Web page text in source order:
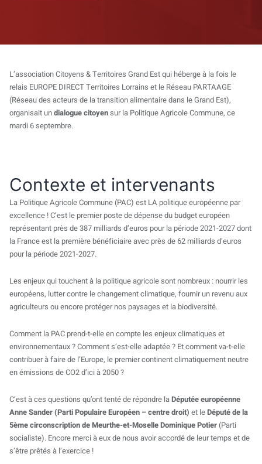
L’association Citoyens & Territoires Grand Est qui héberge à la fois le
relais EUROPE DIRECT Territoires Lorrains et le Réseau PARTAAGE
(Réseau des acteurs de la transition alimentaire dans le Grand Est),
organisait undialogue citoyensur la Politique Agricole Commune, ce
mardi 6 septembre.
Contexte et intervenants
La Politique Agricole Commune (PAC) est LA politique européenne par
excellence ! C’est le premier poste de dépense du budget européen
représentant près de 387 milliards d’euros pour la période 2021-2027 dont
la France est la première bénéficiaire avec près de 62 milliards d’euros
pour la période 2021-2027.
Les enjeux qui touchent à la politique agricole sont nombreux : nourrir les
européens, lutter contre le changement climatique, fournir un revenu aux
agriculteurs ou encore protéger nos paysages et la biodiversité.
Comment la PAC prend-t-elle en compte les enjeux climatiques et
environnementaux ? Comment s’est-elle adaptée ? Et comment va-t-elle
contribuer à faire de l’Europe, le premier continent climatiquement neutre
en émissions de CO2 d’ici à 2050 ?
C’est à ces questions qu’ont tenté de répondre laDéputée européenne
Anne Sander (Parti Populaire Européen – centre droit) et leDéputé de la
5ème circonscription de Meurthe-et-Moselle Dominique Potier (Parti
socialiste). Encore merci à eux de nous avoir accordé de leur temps et de
s’être prêtés à l’exercice !